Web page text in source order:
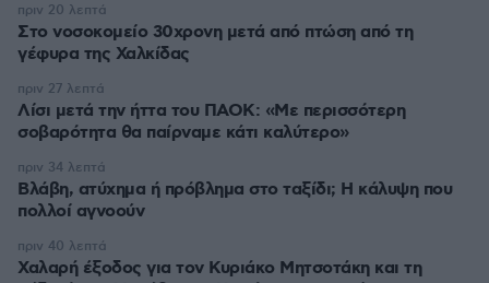
Στο νοσοκομείο 30χρονη μετά από πτώση από τη
γέφυρα της Χαλκίδας
πριν 20 λεπτά
Λίσι μετά την ήττα του ΠΑΟΚ: «Με περισσότερη
σοβαρότητα θα παίρναμε κάτι καλύτερο»
πριν 27 λεπτά
Βλάβη, ατύχημα ή πρόβλημα στο ταξίδι; Η κάλυψη που
πολλοί αγνοούν
πριν 34 λεπτά
Χαλαρή έξοδος για τον Κυριάκο Μητσοτάκη και τη
πριν 40 λεπτά